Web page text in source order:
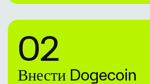
02
Внести Dogecoin